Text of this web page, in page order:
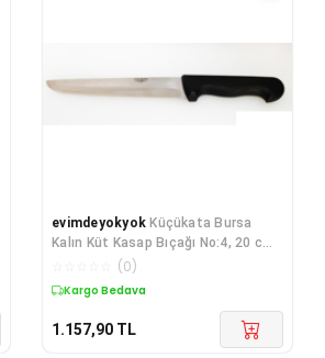
evimdeyokyok Küçükata Bursa
Kalın Küt Kasap Bıçağı No:4, 20 cm
- Plastik Sap T
(0)
Kargo Bedava
1.157,90 TL